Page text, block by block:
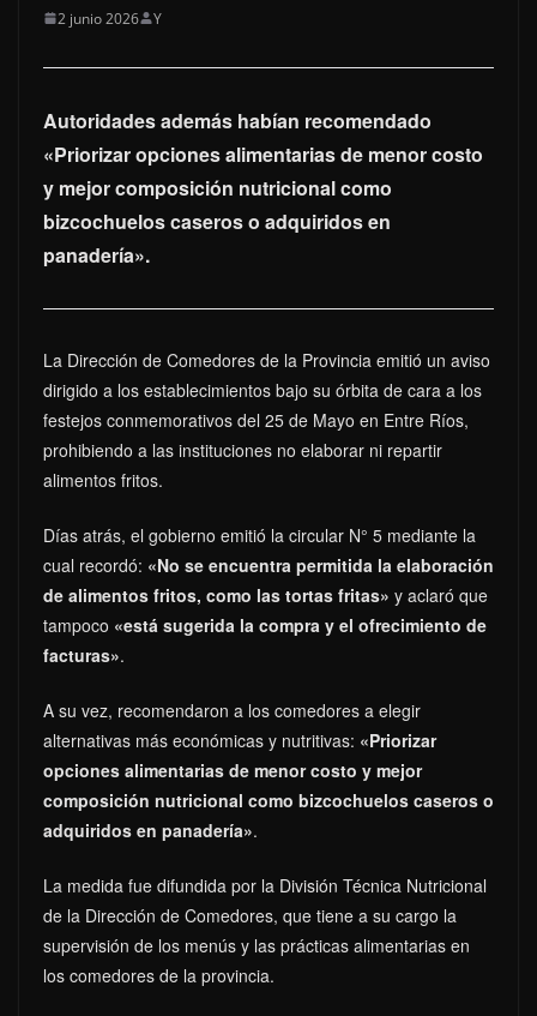
2 junio 2026 Y
Autoridades además habían recomendado
«Priorizar opciones alimentarias de menor costo
y mejor composición nutricional como
bizcochuelos caseros o adquiridos en
panadería».
La Dirección de Comedores de la Provincia emitió un aviso
dirigido a los establecimientos bajo su órbita de cara a los
festejos conmemorativos del 25 de Mayo en Entre Ríos,
prohibiendo a las instituciones no elaborar ni repartir
alimentos fritos.
Días atrás, el gobierno emitió la circular N° 5 mediante la
cual recordó: «No se encuentra permitida la elaboración
de alimentos fritos, como las tortas fritas» y aclaró que
tampoco «está sugerida la compra y el ofrecimiento de
facturas».
A su vez, recomendaron a los comedores a elegir
alternativas más económicas y nutritivas: «Priorizar
opciones alimentarias de menor costo y mejor
composición nutricional como bizcochuelos caseros o
adquiridos en panadería».
La medida fue difundida por la División Técnica Nutricional
de la Dirección de Comedores, que tiene a su cargo la
supervisión de los menús y las prácticas alimentarias en
los comedores de la provincia.